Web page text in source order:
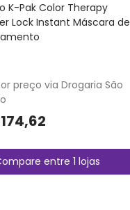
K-Pak Color Therapy
Lock Instant Máscara de
preço via Drogaria São
entre 1 lojas